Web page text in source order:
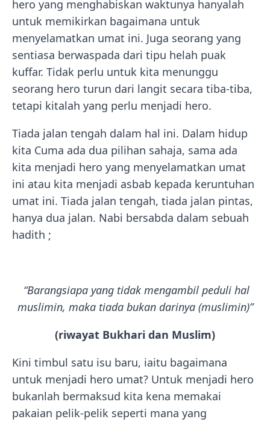
hero yang menghabiskan waktunya hanyalah
untuk memikirkan bagaimana untuk
menyelamatkan umat ini. Juga seorang yang
sentiasa berwaspada dari tipu helah puak
kuffar. Tidak perlu untuk kita menunggu
seorang hero turun dari langit secara tiba-tiba,
tetapi kitalah yang perlu menjadi hero.
Tiada jalan tengah dalam hal ini. Dalam hidup
kita Cuma ada dua pilihan sahaja, sama ada
kita menjadi hero yang menyelamatkan umat
ini atau kita menjadi asbab kepada keruntuhan
umat ini. Tiada jalan tengah, tiada jalan pintas,
hanya dua jalan. Nabi bersabda dalam sebuah
hadith ;
“Barangsiapa yang tidak mengambil peduli hal
muslimin, maka tiada bukan darinya (muslimin)”
(riwayat Bukhari dan Muslim)
Kini timbul satu isu baru, iaitu bagaimana
untuk menjadi hero umat? Untuk menjadi hero
bukanlah bermaksud kita kena memakai
pakaian pelik-pelik seperti mana yang